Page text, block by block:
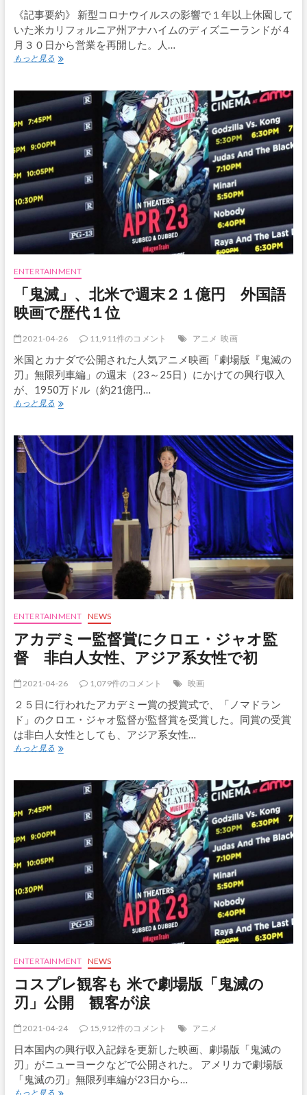
《記事要約》 新型コロナウイルスの影響で１年以上休園して
いた米カリフォルニア州アナハイムのディズニーランドが４
月３０日から営業を再開した。人…
もっと見る米
ニ
ラ
ン
ド
が
再
開、
入
場
者
は
カ
リ
フ
ォ
ル
ニ
州
民
に
限
定
ENTERTAINMENT
「鬼滅」、北米で週末２１億円 外国語
映画で歴代１位
2021-04-26 11,911件のコメント アニメ 映画
米国とカナダで公開された人気アニメ映画「劇場版『鬼滅の
刃』無限列車編」の週末（23～25日）にかけての興行収入
が、1950万ドル（約21億円…
もっと見る「鬼
米
で
末
２
１
億
円
外
国
語
画
で
歴
代
１
位
ENTERTAINMENT NEWS
アカデミー監督賞にクロエ・ジャオ監
督 非白人女性、アジア系女性で初
2021-04-26 1,079件のコメント 映画
２５日に行われたアカデミー賞の授賞式で、「ノマドラン
ド」のクロエ・ジャオ監督が監督賞を受賞した。同賞の受賞
は非白人女性としても、アジア系女性…
もっと見るア
ー
督
賞
に
ク
ロ
エ・
ジ
ャ
オ
監
督
非
白
人
女
性、
ジ
系
女
性
で
ENTERTAINMENT NEWS
コスプレ観客も 米で劇場版「鬼滅の
刃」公開 観客が涙
2021-04-24 15,912件のコメント アニメ
日本国内の興行収入記録を更新した映画、劇場版「鬼滅の
刃」がニューヨークなどで公開された。 アメリカで劇場版
「鬼滅の刃」無限列車編が23日から…
もっと見るコ